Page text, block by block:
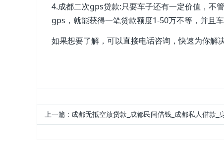
4.成都二次gps贷款:只要车子还有一定价值，不
gps，就能获得一笔贷款额度1-50万不等，并且
如果想要了解，可以直接电话咨询，快速为你解决
上一篇: 成都无抵空放贷款_成都民间借钱_成都私人借款_身份证